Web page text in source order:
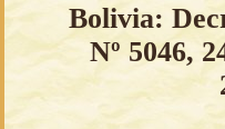
Bolivia:
Nº 5046,